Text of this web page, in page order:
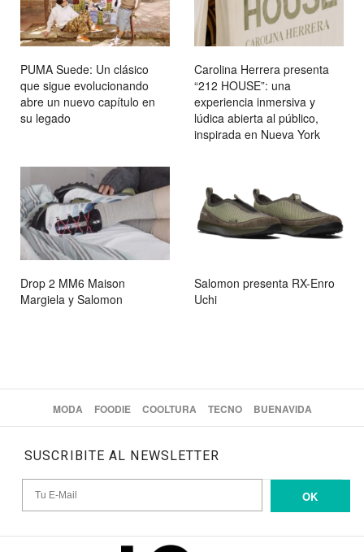
PUMA Suede: Un clásico
que sigue evolucionando
abre un nuevo capítulo en
su legado
Carolina Herrera presenta
“212 HOUSE”: una
experiencia inmersiva y
lúdica abierta al público,
inspirada en Nueva York
Drop 2 MM6 Maison
Margiela y Salomon
Salomon presenta RX-Enro
Uchi
MODA FOODIE COOLTURA TECNO BUENAVIDA
SUSCRIBITE AL NEWSLETTER
OK